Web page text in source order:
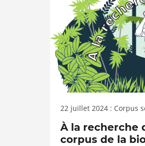
22 juillet 2024 : Corpus
À la recherche
corpus de la